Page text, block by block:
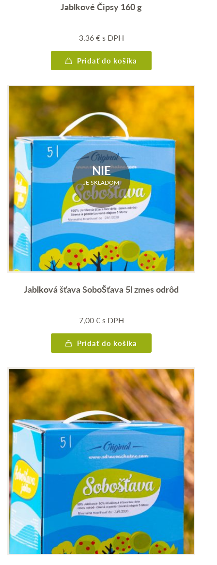
Jablkové Čipsy 160 g
3,36€s DPH
Pridať do košíka
NIE
JE SKLADOM
Jablková šťava SoboŠťava 5l zmes odrôd
7,00€s DPH
Pridať do košíka